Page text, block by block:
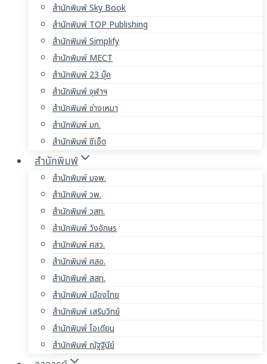
สำนักพิมพ์ Sky Book
สำนักพิมพ์ TOP Publishing
สำนักพิมพ์ Simplify
สำนักพิมพ์ MECT
สำนักพิมพ์ 23 บุ๊ค
สำนักพิมพ์ จุฬาฯ
สำนักพิมพ์ ช่างเหมา
สำนักพิมพ์ มก.
สำนักพิมพ์ ซีเอ็ด
สำนักพิมพ์
สำนักพิมพ์ มจพ.
สำนักพิมพ์ วพ.
สำนักพิมพ์ วสท.
สำนักพิมพ์ วังอักษร
สำนักพิมพ์ ศสว.
สำนักพิมพ์ ศสอ.
สำนักพิมพ์ สสท.
สำนักพิมพ์ เมืองไทย
สำนักพิมพ์ เสริมวิทย์
สำนักพิมพ์ โอเดียน
สำนักพิมพ์ ณัฐฐินีย์